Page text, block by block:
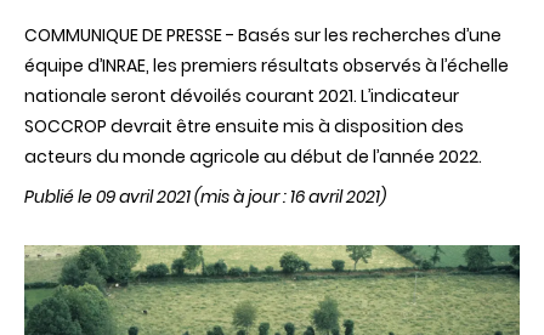
COMMUNIQUE DE PRESSE - Basés sur les recherches d’une
équipe d’INRAE, les premiers résultats observés à l’échelle
nationale seront dévoilés courant 2021. L’indicateur
SOCCROP devrait être ensuite mis à disposition des
acteurs du monde agricole au début de l’année 2022.
Publié le 09 avril 2021(mis à jour : 16 avril 2021)